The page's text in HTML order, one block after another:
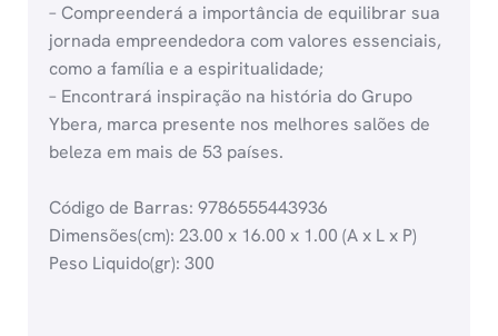
– Compreenderá a importância de equilibrar sua
jornada empreendedora com valores essenciais,
como a família e a espiritualidade;
– Encontrará inspiração na história do Grupo
Ybera, marca presente nos melhores salões de
beleza em mais de 53 países.
Código de Barras: 9786555443936
Dimensões(cm): 23.00 x 16.00 x 1.00 (A x L x P)
Peso Liquido(gr): 300